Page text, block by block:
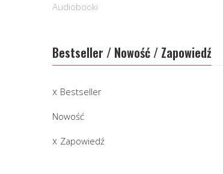
Audiobooki
Bestseller / Nowość / Zapowiedź
Bestseller
Nowość
Zapowiedź